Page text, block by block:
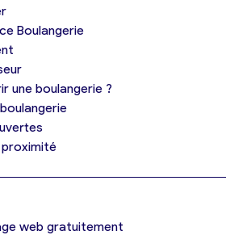
France Boulangerie
ma boulangerie (gratuit)
86 23 49 09
Oui, appeler
Non, annuler
Boulangerie
une boulangerie ?
proximité
web gratuitement